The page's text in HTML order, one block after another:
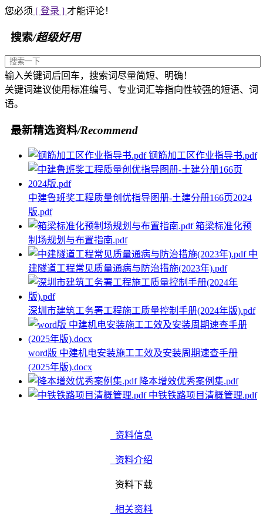
您必须 [ 登录 ] 才能评论！
搜索/超级好用
输入关键词后回车，搜索词尽量简短、明确！
关键词建议使用标准编号、专业词汇等指向性较强的短语、词
语。
最新精选资料/Recommend
钢筋加工区作业指导书.pdf
中建鲁班奖工程质量创优指导图册-土建分册166页2024
版.pdf
箱梁标准化预
制场规划与布置指南.pdf
中
建隧道工程常见质量通病与防治措施(2023年).pdf
深圳市建筑工务署工程施工质量控制手册(2024年版).pdf
word版 中建机电安装施工工效及安装周期速查手册
(2025年版).docx
降本增效优秀案例集.pdf
中铁铁路项目清概管理.pdf
资料信息
资料介绍
资料下载
相关资料